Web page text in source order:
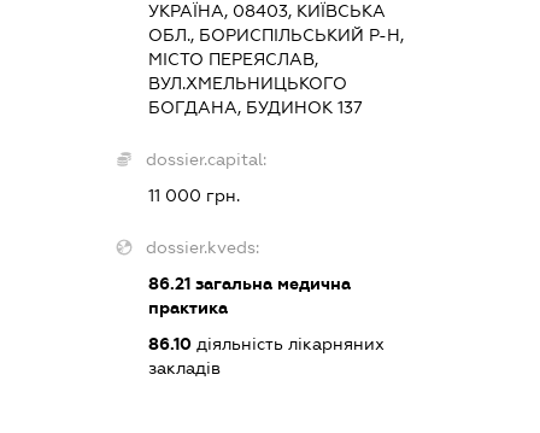
УКРАЇНА, 08403, КИЇВСЬКА
ОБЛ., БОРИСПІЛЬСЬКИЙ Р-Н,
МІСТО ПЕРЕЯСЛАВ,
ВУЛ.ХМЕЛЬНИЦЬКОГО
БОГДАНА, БУДИНОК 137
dossier.capital:
11 000 грн.
dossier.kveds:
86.21 загальна медична
практика
86.10 діяльність лікарняних
закладів